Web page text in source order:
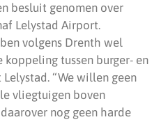
besluit genomen over
Lelystad Airport.
volgens Drenth wel
tussen burger- en
“We willen geen
vliegtuigen boven
nog geen harde